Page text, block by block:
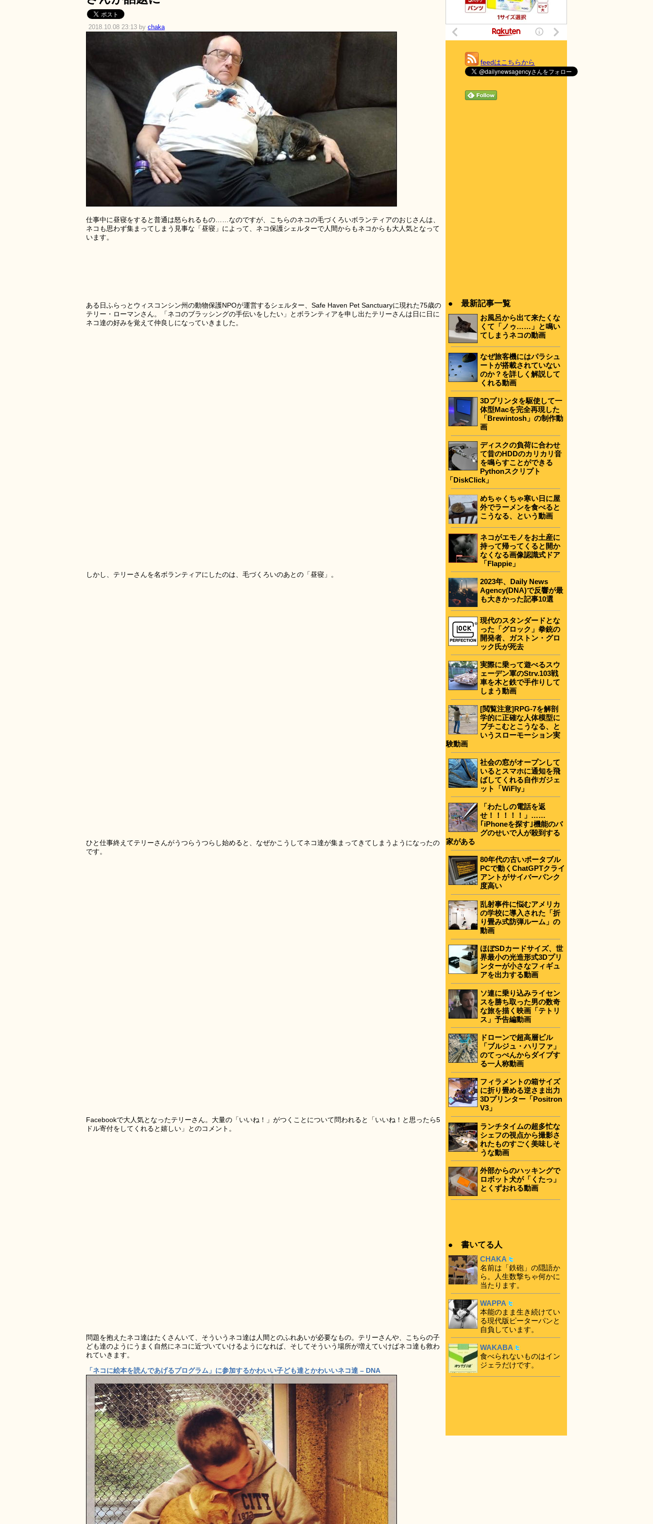
2018.10.08 23:13 by chaka
仕事中に昼寝をすると普通は怒られるもの……なのですが、こちらのネコの毛づくろいボランティアのおじさんは、
ネコも思わず集まってしまう見事な「昼寝」によって、ネコ保護シェルターで人間からもネコからも大人気となって
います。
ある日ふらっとウィスコンシン州の動物保護NPOが運営するシェルター、Safe Haven Pet Sanctuaryに現れた75歳の
テリー・ローマンさん。「ネコのブラッシングの手伝いをしたい」とボランティアを申し出たテリーさんは日に日に
ネコ達の好みを覚えて仲良しになっていきました。
しかし、テリーさんを名ボランティアにしたのは、毛づくろいのあとの「昼寝」。
ひと仕事終えてテリーさんがうつらうつらし始めると、なぜかこうしてネコ達が集まってきてしまうようになったの
です。
Facebookで大人気となったテリーさん。大量の「いいね！」がつくことについて問われると「いいね！と思ったら5
ドル寄付をしてくれると嬉しい」とのコメント。
問題を抱えたネコ達はたくさんいて、そういうネコ達は人間とのふれあいが必要なもの。テリーさんや、こちらの子
ども達のようにうまく自然にネコに近づいていけるようになれば、そしてそういう場所が増えていけばネコ達も救わ
れていきます。
「ネコに絵本を読んであげるプログラム」に参加するかわいい子ども達とかわいいネコ達 – DNA
feedはこちらから
● 最新記事一覧
お風呂から出て来たくな
くて「ノゥ……」と鳴い
てしまうネコの動画
なぜ旅客機にはパラシュ
ートが搭載されていない
のか？を詳しく解説して
くれる動画
3Dプリンタを駆使して一
体型Macを完全再現した
「Brewintosh」の制作動
画
ディスクの負荷に合わせ
て昔のHDDのカリカリ音
を鳴らすことができる
Pythonスクリプト
「DiskClick」
めちゃくちゃ寒い日に屋
外でラーメンを食べると
こうなる、という動画
ネコがエモノをお土産に
持って帰ってくると開か
なくなる画像認識式ドア
「Flappie」
2023年、Daily News
Agency(DNA)で反響が最
も大きかった記事10選
現代のスタンダードとな
った「グロック」拳銃の
開発者、ガストン・グロ
ック氏が死去
実際に乗って遊べるスウ
ェーデン軍のStrv.103戦
車を木と鉄で手作りして
しまう動画
[閲覧注意]RPG-7を解剖
学的に正確な人体模型に
ブチこむとこうなる、と
いうスローモーション実
験動画
社会の窓がオープンして
いるとスマホに通知を飛
ばしてくれる自作ガジェ
ット「WiFly」
「わたしの電話を返
せ！！！！！」……
｢iPhoneを探す｣機能のバ
グのせいで人が殺到する
家がある
80年代の古いポータブル
PCで動くChatGPTクライ
アントがサイバーパンク
度高い
乱射事件に悩むアメリカ
の学校に導入された「折
り畳み式防弾ルーム」の
動画
ほぼSDカードサイズ、世
界最小の光造形式3Dプリ
ンターが小さなフィギュ
アを出力する動画
ソ連に乗り込みライセン
スを勝ち取った男の数奇
な旅を描く映画「テトリ
ス」予告編動画
ドローンで超高層ビル
「ブルジュ・ハリファ」
のてっぺんからダイブす
る一人称動画
フィラメントの箱サイズ
に折り畳める逆さま出力
3Dプリンター「Positron
V3」
ランチタイムの超多忙な
シェフの視点から撮影さ
れたものすごく美味しそ
うな動画
外部からのハッキングで
ロボット犬が「くたっ」
とくずおれる動画
● 書いてる人
CHAKA
名前は「鉄砲」の隠語か
ら。人生数撃ちゃ何かに
当たります。
WAPPA
本能のまま生き続けてい
る現代版ピーターパンと
自負しています。
WAKABA
食べられないものはイン
ジェラだけです。